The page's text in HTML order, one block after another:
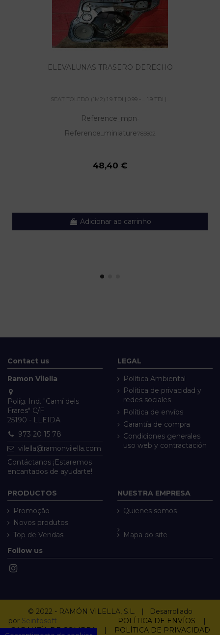
ELEVALUNAS TRASERO DERECHO
SEAT TOLEDO (1M2) 1.9 TDI | 0.99 - ... 1.9 TDI |...
Reference_mpn-
Reference_miniature785802
48,40 €
Adicionar ao carrinho
Contact us
Ramon Vilella
Políg. Ind. "Camí dels
Frares" C/F
25190 - LLEIDA
973 20 15 78
vilella@ramonvilella.com
Contáctanos ¡Estaremos
encantados de ayudarte!
LEGAL
Política Ambiental
Política de privacidad y
redes sociales
Política de envíos
Garantía de compra
Condiciones generales
uso web y contractación
PRODUCTOS
Promoção
Novos produtos
Top de Vendas
NUESTRA EMPRESA
Quienes somos
Mapa do site
Follow us
© 2022 - RAMÓN VILELLA, S.L. | Desarrollado
por Seintosoft POLÍTICA DE ENVÍOS
|
GARANTÍA DE COMPRA| POLÍTICA DE PRIVACIDAD